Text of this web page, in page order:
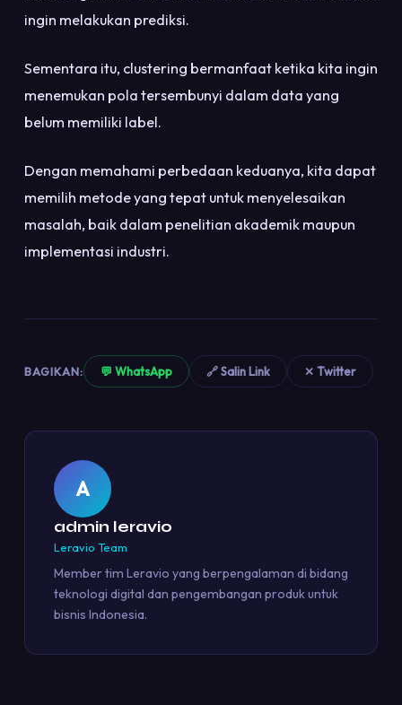
ingin melakukan prediksi.
Sementara itu, clustering bermanfaat ketika kita ingin
menemukan pola tersembunyi dalam data yang
belum memiliki label.
Dengan memahami perbedaan keduanya, kita dapat
memilih metode yang tepat untuk menyelesaikan
masalah, baik dalam penelitian akademik maupun
implementasi industri.
BAGIKAN: 💬 WhatsApp 🔗 Salin Link ✕ Twitter
A
admin leravio
Leravio Team
Member tim Leravio yang berpengalaman di bidang
teknologi digital dan pengembangan produk untuk
bisnis Indonesia.